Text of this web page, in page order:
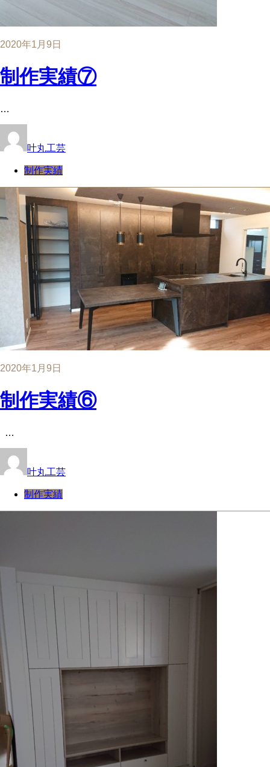
2020年1月9日
制作実績⑦
…
叶丸工芸
制作実績
2020年1月9日
制作実績⑥
…
叶丸工芸
制作実績